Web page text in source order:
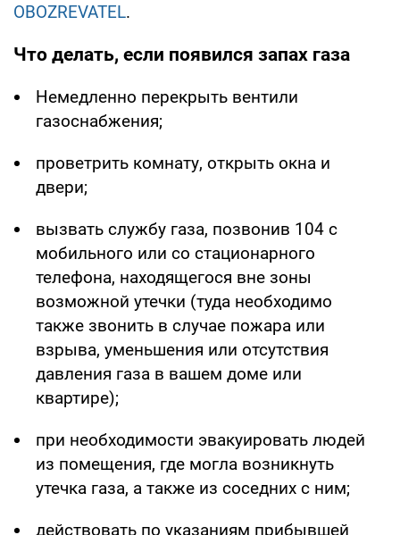
OBOZREVATEL.
Что делать, если появился запах газа
Немедленно перекрыть вентили
газоснабжения;
проветрить комнату, открыть окна и
двери;
вызвать службу газа, позвонив 104 с
мобильного или со стационарного
телефона, находящегося вне зоны
возможной утечки (туда необходимо
также звонить в случае пожара или
взрыва, уменьшения или отсутствия
давления газа в вашем доме или
квартире);
при необходимости эвакуировать людей
из помещения, где могла возникнуть
утечка газа, а также из соседних с ним;
действовать по указаниям прибывшей